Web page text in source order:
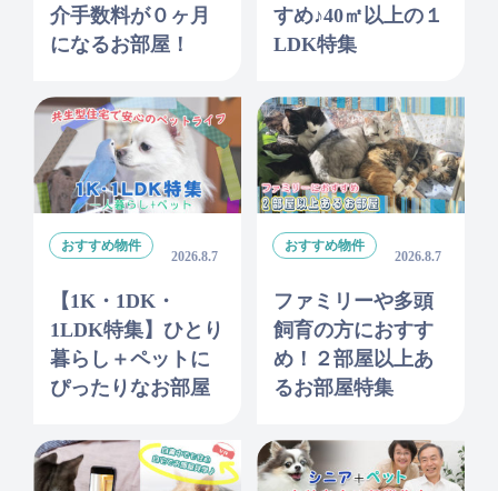
介手数料が０ヶ月
になるお部屋！
すめ♪40㎡以上の１
LDK特集
おすすめ物件
2026.8.7
【1K・1DK・
1LDK特集】ひとり
暮らし＋ペットに
ぴったりなお部屋
おすすめ物件
2026.8.7
ファミリーや多頭
飼育の方におすす
め！２部屋以上あ
るお部屋特集